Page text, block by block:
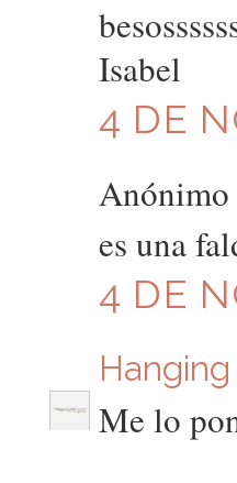
Isabel
4 DE
es una
4 DE
Me lo